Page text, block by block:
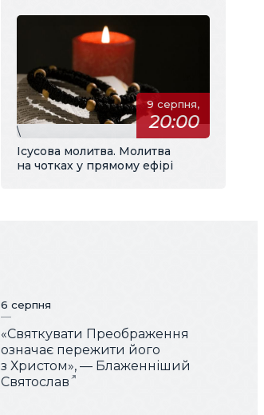
перекладом
9 серпня,
20:00
\
Ісусова молитва. Молитва
на чотках у прямому ефірі
6 серпня
«Святкувати Преображення
означає пережити його
з Христом», — Блаженніший
Святослав